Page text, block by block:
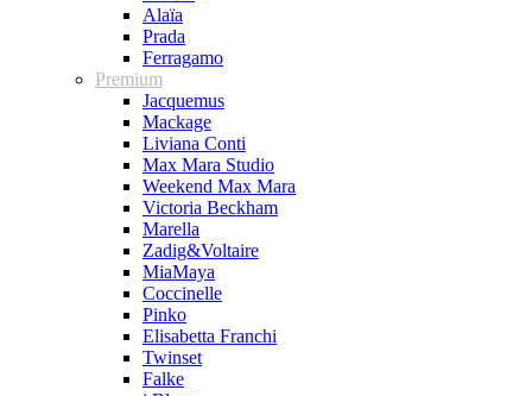
Alaïa
Prada
Ferragamo
Premium
Jacquemus
Mackage
Liviana Conti
Max Mara Studio
Weekend Max Mara
Victoria Beckham
Marella
Zadig&Voltaire
MiaMaya
Coccinelle
Pinko
Elisabetta Franchi
Twinset
Falke